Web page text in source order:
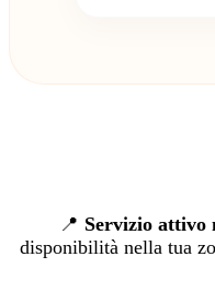
📍 Servizio attivo
disponibilità nella tua